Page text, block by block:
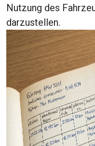
Nutzung des
darzustellen.